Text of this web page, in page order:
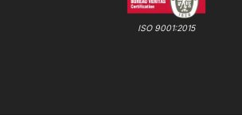
ISO 9001:2015